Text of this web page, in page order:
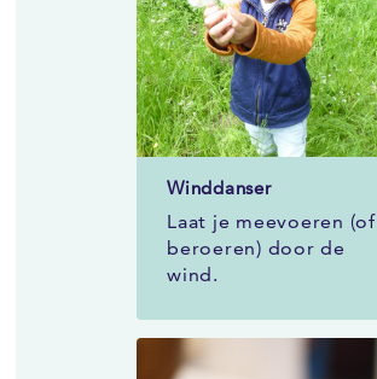
Winddanser
Laat je meevoeren (of
beroeren) door de
wind.